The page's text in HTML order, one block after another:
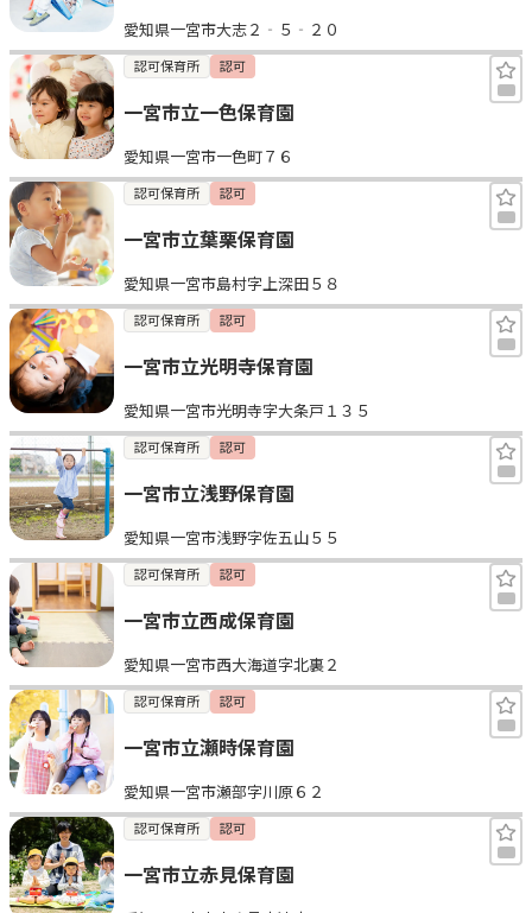
愛知県一宮市大志２‐５‐２０
認可保育所 認可
一宮市立一色保育園
愛知県一宮市一色町７６
認可保育所 認可
一宮市立葉栗保育園
愛知県一宮市島村字上深田５８
認可保育所 認可
一宮市立光明寺保育園
愛知県一宮市光明寺字大条戸１３５
認可保育所 認可
一宮市立浅野保育園
愛知県一宮市浅野字佐五山５５
認可保育所 認可
一宮市立西成保育園
愛知県一宮市西大海道字北裏２
認可保育所 認可
一宮市立瀬時保育園
愛知県一宮市瀬部字川原６２
認可保育所 認可
一宮市立赤見保育園